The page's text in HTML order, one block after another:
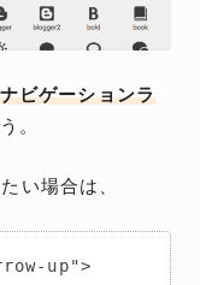
ビゲーションラ
。
い場合は、
up">